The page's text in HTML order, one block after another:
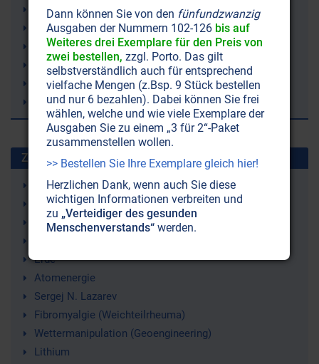
Resonanzeffekt
Licht
Lebensmittel
Lebenselixier
Energie
Biophysik
Zuletzt gesuchte Stichworte
Strahlenschutz
Just Nuisance (ein Hund)
Leukämie
Erde
Atomenergie
Sergej N. Lazarev
Fibromyalgie (Weichteilrheuma)
Wettermanipulation (Geoengineering)
Lithium
Dann können Sie von den fünfundzwanzig
Ausgaben der Nummern 102-126 bis auf
Weiteres drei Exemplare für den Preis von
zwei bestellen, zzgl. Porto. Das gilt
selbstverständlich auch für entsprechend
vielfache Mengen (z.Bsp. 9 Stück bestellen
und nur 6 bezahlen). Dabei können Sie frei
wählen, welche und wie viele Exemplare der
Ausgaben Sie zu einem „3 für 2“-Paket
zusammenstellen wollen.
>> Bestellen Sie Ihre Exemplare gleich hier!
Herzlichen Dank, wenn auch Sie diese
wichtigen Informationen verbreiten und
zu „Verteidiger des gesunden
Menschenverstands“ werden.